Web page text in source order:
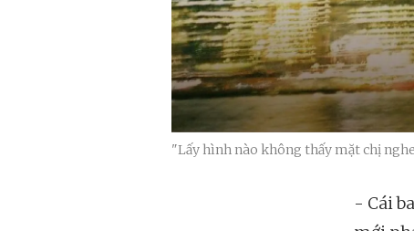
"Lấy hình nào không thấy mặt chị
- Cái